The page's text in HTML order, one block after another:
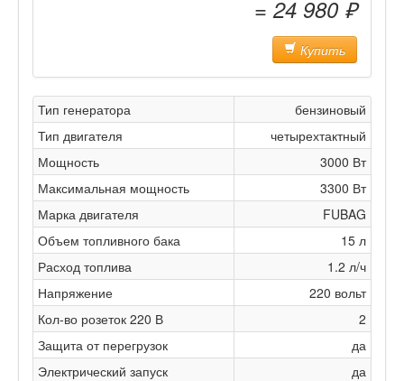
= 24 980 ₽
Купить
Тип генератора
бензиновый
Тип двигателя
четырехтактный
Мощность
3000 Вт
Максимальная мощность
3300 Вт
Марка двигателя
FUBAG
Объем топливного бака
15 л
Расход топлива
1.2 л/ч
Напряжение
220 вольт
Кол-во розеток 220 В
2
Защита от перегрузок
да
Электрический запуск
да